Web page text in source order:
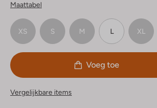
Maattabel
XS S M L XL
Voeg toe
Vergelijkbare items